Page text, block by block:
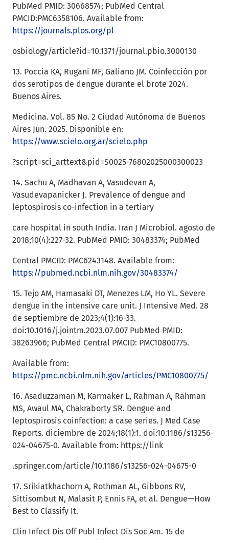
PubMed PMID: 30668574; PubMed Central
PMCID:PMC6358106. Available from:
https://journals.plos.org/pl
osbiology/article?id=10.1371/journal.pbio.3000130
13. Poccia KA, Rugani MF, Galiano JM. Coinfección por
dos serotipos de dengue durante el brote 2024.
Buenos Aires.
Medicina. Vol. 85 No. 2 Ciudad Autónoma de Buenos
Aires Jun. 2025. Disponible en:
https://www.scielo.org.ar/scielo.php
?script=sci_arttext&pid=S0025-76802025000300023
14. Sachu A, Madhavan A, Vasudevan A,
Vasudevapanicker J. Prevalence of dengue and
leptospirosis co-infection in a tertiary
care hospital in south India. Iran J Microbiol. agosto de
2018;10(4):227-32. PubMed PMID: 30483374; PubMed
Central PMCID: PMC6243148. Available from:
https://pubmed.ncbi.nlm.nih.gov/30483374/
15. Tejo AM, Hamasaki DT, Menezes LM, Ho YL. Severe
dengue in the intensive care unit. J Intensive Med. 28
de septiembre de 2023;4(1):16-33.
doi:10.1016/j.jointm.2023.07.007 PubMed PMID:
38263966; PubMed Central PMCID: PMC10800775.
Available from:
https://pmc.ncbi.nlm.nih.gov/articles/PMC10800775/
16. Asaduzzaman M, Karmaker L, Rahman A, Rahman
MS, Awaul MA, Chakraborty SR. Dengue and
leptospirosis coinfection: a case series. J Med Case
Reports. diciembre de 2024;18(1):1. doi:10.1186/s13256-
024-04675-0. Available from: https://link
.springer.com/article/10.1186/s13256-024-04675-0
17. Srikiatkhachorn A, Rothman AL, Gibbons RV,
Sittisombut N, Malasit P, Ennis FA, et al. Dengue—How
Best to Classify It.
Clin Infect Dis Off Publ Infect Dis Soc Am. 15 de